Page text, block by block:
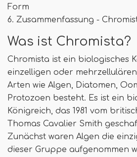
Form
6. Zusammenfassung -
Was ist Chromista?
Chromista ist ein biologisches
einzelligen oder
Arten wie Algen, Diatomen,
Protozoen besteht. Es ist ein
Königreich, das 1981 vom
Thomas Cavalier Smith
Zunächst waren Algen die
dieser Gruppe aufgenommen